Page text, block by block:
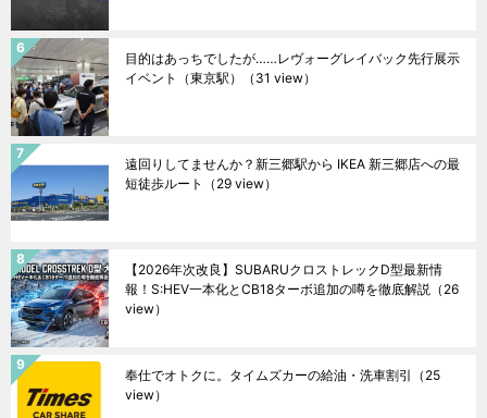
目的はあっちでしたが……レヴォーグレイバック先行展示
イベント（東京駅）
（31 view）
遠回りしてませんか？新三郷駅から IKEA 新三郷店への最
短徒歩ルート
（29 view）
【2026年次改良】SUBARUクロストレックD型最新情
報！S:HEV一本化とCB18ターボ追加の噂を徹底解説 （26
view）
奉仕でオトクに。タイムズカーの給油・洗車割引 （25
view）